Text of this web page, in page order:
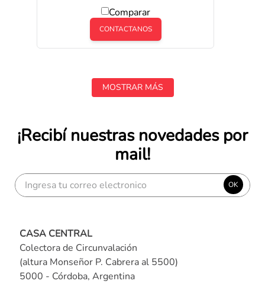
Comparar
CONTACTANOS
MOSTRAR MÁS
¡Recibí nuestras novedades por
mail!
OK
CASA CENTRAL
Colectora de Circunvalación
(altura Monseñor P. Cabrera al 5500)
5000 - Córdoba, Argentina